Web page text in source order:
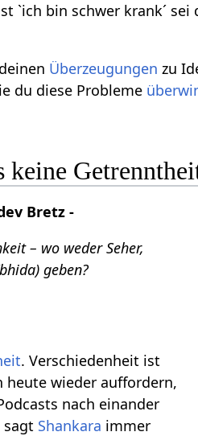
`ich bin schwer krank´ sei
Überzeugungen zu
du diese Probleme
keine
Bretz -
– wo weder Seher,
geben?
. Verschiedenheit ist
heute wieder auffordern,
nach einander
sagt Shankara immer